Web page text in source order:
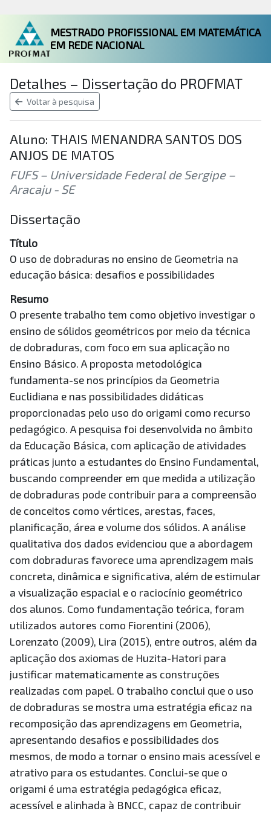
MESTRADO PROFISSIONAL EM MATEMÁTICA
EM REDE NACIONAL
Detalhes – Dissertação do PROFMAT
Voltar à pesquisa
Aluno: THAIS MENANDRA SANTOS DOS
ANJOS DE MATOS
FUFS – Universidade Federal de Sergipe –
Aracaju - SE
Dissertação
Título
O uso de dobraduras no ensino de Geometria na
educação básica: desafios e possibilidades
Resumo
O presente trabalho tem como objetivo investigar o
ensino de sólidos geométricos por meio da técnica
de dobraduras, com foco em sua aplicação no
Ensino Básico. A proposta metodológica
fundamenta-se nos princípios da Geometria
Euclidiana e nas possibilidades didáticas
proporcionadas pelo uso do origami como recurso
pedagógico. A pesquisa foi desenvolvida no âmbito
da Educação Básica, com aplicação de atividades
práticas junto a estudantes do Ensino Fundamental,
buscando compreender em que medida a utilização
de dobraduras pode contribuir para a compreensão
de conceitos como vértices, arestas, faces,
planificação, área e volume dos sólidos. A análise
qualitativa dos dados evidenciou que a abordagem
com dobraduras favorece uma aprendizagem mais
concreta, dinâmica e significativa, além de estimular
a visualização espacial e o raciocínio geométrico
dos alunos. Como fundamentação teórica, foram
utilizados autores como Fiorentini (2006),
Lorenzato (2009), Lira (2015), entre outros, além da
aplicação dos axiomas de Huzita-Hatori para
justificar matematicamente as construções
realizadas com papel. O trabalho conclui que o uso
de dobraduras se mostra uma estratégia eficaz na
recomposição das aprendizagens em Geometria,
apresentando desafios e possibilidades dos
mesmos, de modo a tornar o ensino mais acessível e
atrativo para os estudantes. Conclui-se que o
origami é uma estratégia pedagógica eficaz,
acessível e alinhada à BNCC, capaz de contribuir